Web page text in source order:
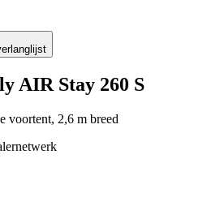
AIR Stay 260 S
voortent, 2,6 m breed